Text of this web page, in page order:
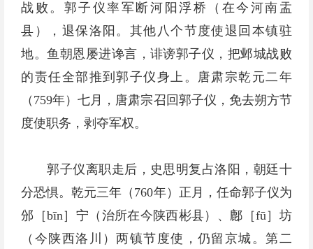
战败。郭子仪率军断河阳浮桥（在今河南盂
县），退保洛阳。其他八个节度使退回本镇驻
地。鱼朝恩屡进谗言，诽谤郭子仪，把邺城战败
的责任全部推到郭子仪身上。唐肃宗乾元二年
（759年）七月，唐肃宗召回郭子仪，免去朔方节
度使职务，剥夺军权。
郭子仪离职走后，史思明复占洛阳，朝廷十
分恐惧。乾元三年（760年）正月，任命郭子仪为
邠［bīn］宁（治所在今陕西彬县）、鄜［fū］坊
（今陕西洛川）两镇节度使，仍留京城。第二